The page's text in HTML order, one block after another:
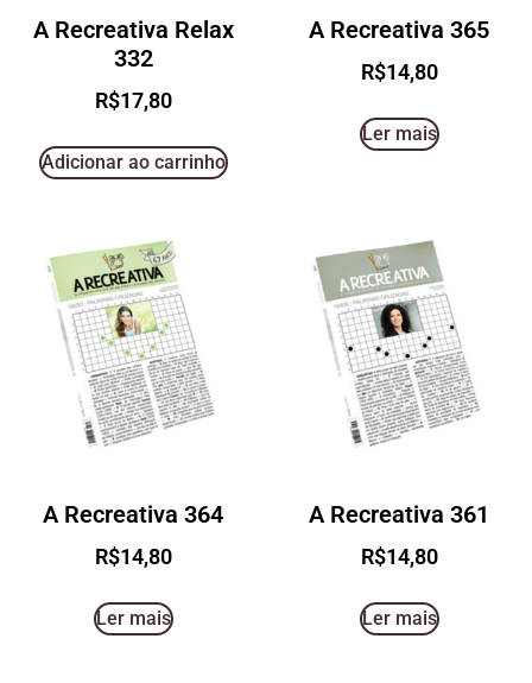
A Recreativa Relax
332
R$17,80
Adicionar ao carrinho
A Recreativa 365
R$14,80
Ler mais
A Recreativa 364
R$14,80
Ler mais
A Recreativa 361
R$14,80
Ler mais